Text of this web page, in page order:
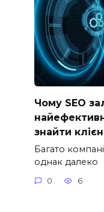
Чому SEO
знайти
Багато
однак далеко
0 6